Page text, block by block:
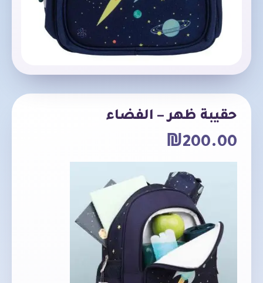
حقيبة ظهر – الفضاء
₪200.00